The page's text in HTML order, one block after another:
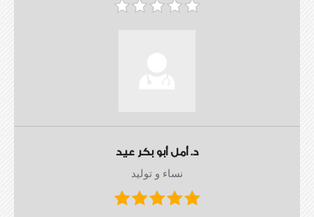
د. أمل أبو بكر عيد
نساء و توليد